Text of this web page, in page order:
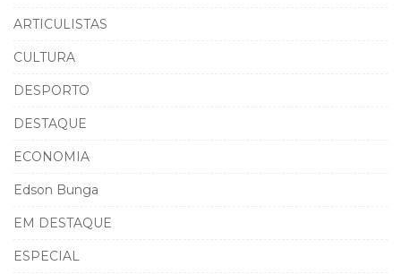
ARTICULISTAS
CULTURA
DESPORTO
DESTAQUE
ECONOMIA
Edson Bunga
EM DESTAQUE
ESPECIAL